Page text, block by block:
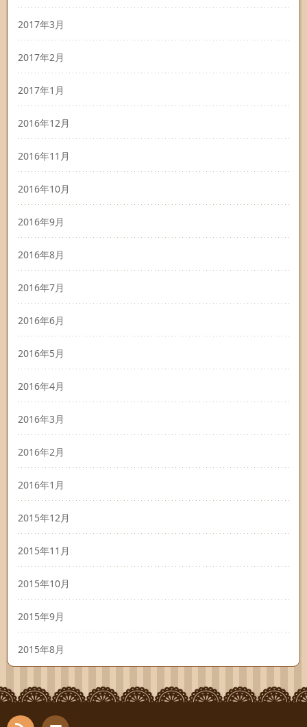
2017年3月
2017年2月
2017年1月
2016年12月
2016年11月
2016年10月
2016年9月
2016年8月
2016年7月
2016年6月
2016年5月
2016年4月
2016年3月
2016年2月
2016年1月
2015年12月
2015年11月
2015年10月
2015年9月
2015年8月